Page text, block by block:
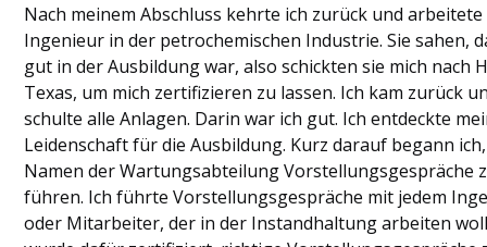
Nach meinem Abschluss kehrte ich zurück und arbeitete
Ingenieur in der petrochemischen Industrie. Sie sahen,
gut in der Ausbildung war, also schickten sie mich nach
Texas, um mich zertifizieren zu lassen. Ich kam zurück
schulte alle Anlagen. Darin war ich gut. Ich entdeckte
Leidenschaft für die Ausbildung. Kurz darauf begann
Namen der Wartungsabteilung Vorstellungsgespräche
führen. Ich führte Vorstellungsgespräche mit jedem
oder Mitarbeiter, der in der Instandhaltung arbeiten